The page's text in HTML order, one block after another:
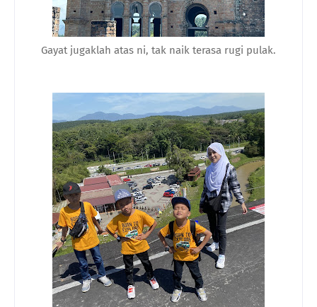
Gayat jugaklah atas ni, tak naik terasa rugi pulak.